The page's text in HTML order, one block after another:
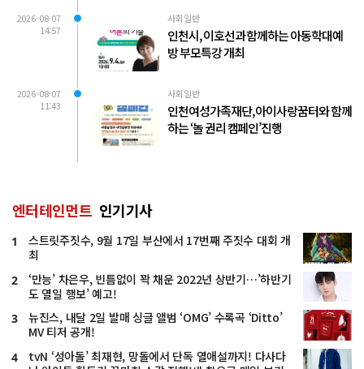
2026-08-07
14:57
사회일반
인천시, 이호선과 함께하는 아동학대예
방 부모특강 개최
2026-08-07
11:43
사회일반
인천여성가족재단, 아이사랑꿈터와 함께
하는 ‘놀 권리 캠페인’진행
엔터테인먼트 인기기사
1
스트릿주짓수, 9월 17일 부산에서 17번째 주짓수 대회 개
최
2
‘만능’ 차은우, 빈틈없이 꽉 채운 2022년 상반기…’하반기
도 열일 행보’ 예고!
3
뉴진스, 내달 2일 발매 싱글 앨범 ‘OMG’ 수록곡 ‘Ditto’
MV 티저 공개!
4
tvN ‘성아돌’ 최재현, 망돌에서 단독 열애설까지! 다사다